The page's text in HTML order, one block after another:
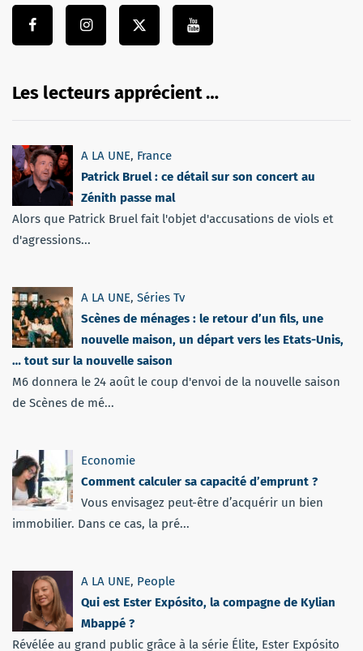
Les lecteurs apprécient …
A LA UNE, France
Patrick Bruel : ce détail sur son concert au
Zénith passe mal
Alors que Patrick Bruel fait l'objet d'accusations de viols et
d'agressions...
A LA UNE, Séries Tv
Scènes de ménages : le retour d’un fils, une
nouvelle maison, un départ vers les Etats-Unis,
… tout sur la nouvelle saison
M6 donnera le 24 août le coup d'envoi de la nouvelle saison
de Scènes de mé...
Economie
Comment calculer sa capacité d’emprunt ?
Vous envisagez peut-être d’acquérir un bien
immobilier. Dans ce cas, la pré...
A LA UNE, People
Qui est Ester Expósito, la compagne de Kylian
Mbappé ?
Révélée au grand public grâce à la série Élite, Ester Expósito